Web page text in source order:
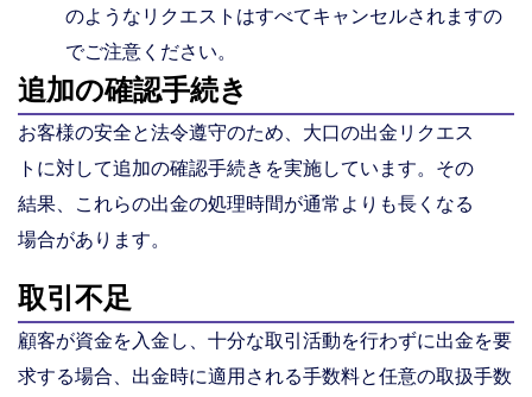
のようなリクエストはすべてキャンセルされますの
でご注意ください。
追加の確認手続き
お客様の安全と法令遵守のため、大口の出金リクエス
トに対して追加の確認手続きを実施しています。その
結果、これらの出金の処理時間が通常よりも長くなる
場合があります。
取引不足
顧客が資金を入金し、十分な取引活動を行わずに出金を要
求する場合、出金時に適用される手数料と任意の取扱手数